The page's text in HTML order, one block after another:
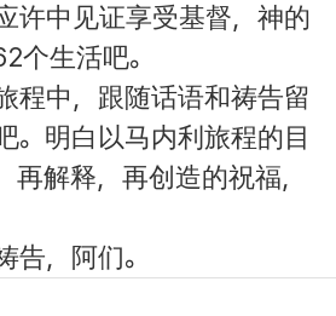
许中见证享受基督，神的
个生活吧。
程中，跟随话语和祷告留
。明白以马内利旅程的目
再解释，再创造的祝福，
，阿们。